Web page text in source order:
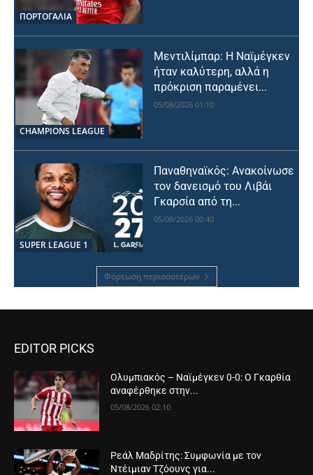
ΠΟΡΤΟΓΑΛΙΑ
CHAMPIONS LEAGUE
Μεντιλίμπαρ: Η Ναϊμέγκεν
ήταν καλύτερη, αλλά η
πρόκριση παραμένει...
05/08/2026 01:10
SUPER LEAGUE 1
Παναθηναϊκός: Ανακοίνωσε
τον δανεισμό του Λιβάι
Γκαρσία από τη...
05/08/2026 00:40
Φόρτωση περισσοτέρων
EDITOR PICKS
Ολυμπιακός – Ναϊμέγκεν 0-0: Ο Γκαρθία
αναφέρθηκε στην...
05/08/2026 02:10
Ρεάλ Μαδρίτης: Συμφωνία με τον
Ντέιμιαν Τζόουνς για...